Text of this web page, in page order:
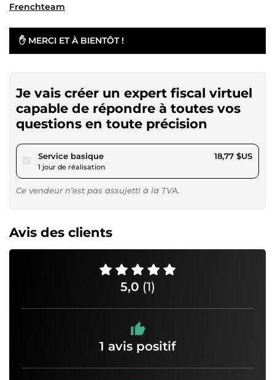
Frenchteam
✋ MERCI ET À BIENTÔT !
Je vais créer un expert fiscal virtuel
capable de répondre à toutes vos
questions en toute précision
Service basiquepour 17,29 $US
1 jour de réalisation
18,77 $US
Ce vendeur n’est pas assujetti à la TVA.
Avis des clients
5,0 (1)
1 avis positif